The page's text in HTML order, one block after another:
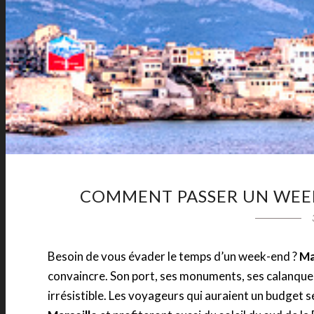
COMMENT PASSER UN
Besoin de vous évader le temps d’un week-end ?
convaincre. Son port, ses monuments, ses
irrésistible. Les voyageurs qui auraient un budget